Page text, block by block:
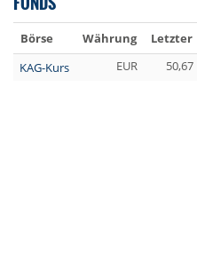
Börse Währung Letzter
KAG-Kurs
EUR 50,67